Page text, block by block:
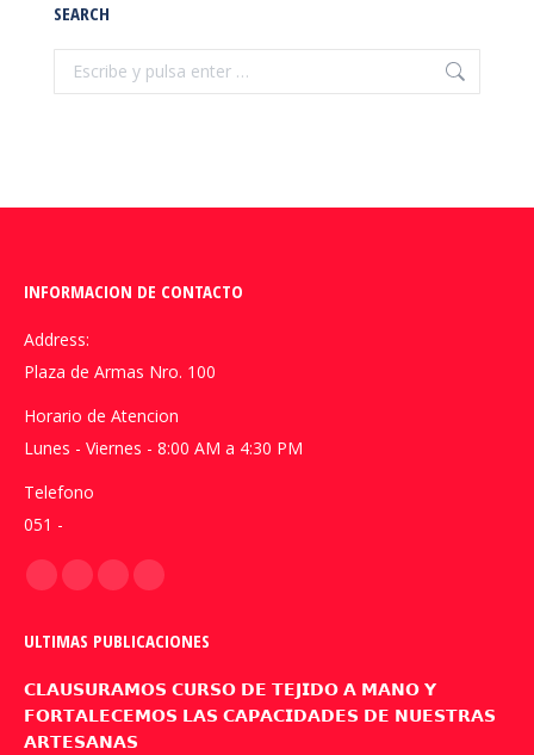
SEARCH
Buscar:
INFORMACION DE CONTACTO
Address:
Plaza de Armas Nro. 100
Horario de Atencion
Lunes - Viernes - 8:00 AM a 4:30 PM
Telefono
051 -
Encuéntranos en:
Facebook
opens
in
new
window
YouTube
opens
in
new
window
Linkedin
opens
in
new
window
Instagram
opens
in
new
ULTIMAS PUBLICACIONES
𝗖𝗟𝗔𝗨𝗦𝗨𝗥𝗔𝗠𝗢𝗦 𝗖𝗨𝗥𝗦𝗢 𝗗𝗘 𝗧𝗘𝗝𝗜𝗗𝗢 𝗔 𝗠𝗔𝗡𝗢 𝗬
𝗙𝗢𝗥𝗧𝗔𝗟𝗘𝗖𝗘𝗠𝗢𝗦 𝗟𝗔𝗦 𝗖𝗔𝗣𝗔𝗖𝗜𝗗𝗔𝗗𝗘𝗦 𝗗𝗘 𝗡𝗨𝗘𝗦𝗧𝗥𝗔𝗦
𝗔𝗥𝗧𝗘𝗦𝗔𝗡𝗔𝗦